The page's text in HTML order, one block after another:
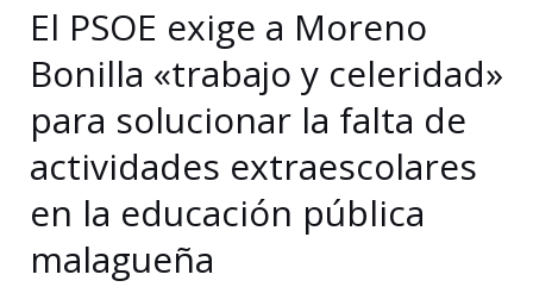
El PSOE exige a Moreno
Bonilla «trabajo y celeridad»
para solucionar la falta de
actividades extraescolares
en la educación pública
malagueña